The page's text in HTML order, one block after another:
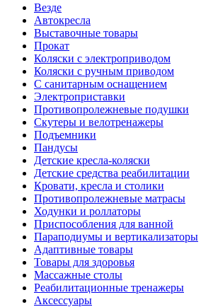
Везде
Автокресла
Выставочные товары
Прокат
Коляски с электроприводом
Коляски с ручным приводом
С санитарным оснащением
Электроприставки
Противопролежневые подушки
Скутеры и велотренажеры
Подъемники
Пандусы
Детские кресла-коляски
Детские средства реабилитации
Кровати, кресла и столики
Противопролежневые матрасы
Ходунки и роллаторы
Приспособления для ванной
Параподиумы и вертикализаторы
Адаптивные товары
Товары для здоровья
Массажные столы
Реабилитационные тренажеры
Аксессуары